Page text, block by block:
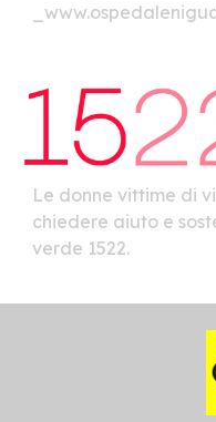
Le donne vittime di
chiedere aiuto e
verde 1522.